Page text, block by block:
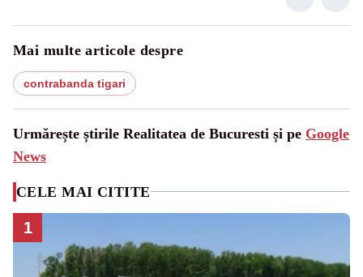
Mai multe articole despre
contrabanda tigari
Urmărește știrile Realitatea de Bucuresti și pe Google
News
CELE MAI CITITE
1